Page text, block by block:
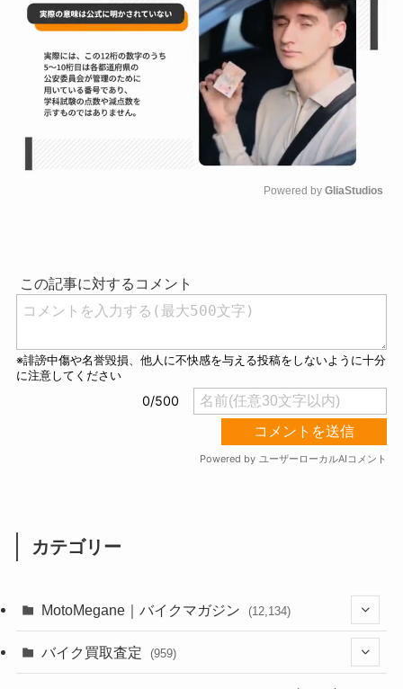
Powered by GliaStudios
カテゴリー
MotoMegane｜バイクマガジン (12,134)
バイク買取査定 (959)